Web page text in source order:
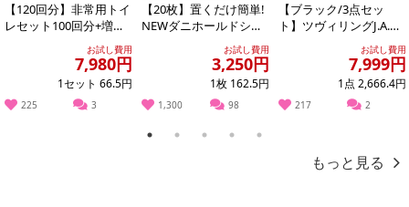
【120回分】非常用トイ
レセット100回分+増量2
お試し費用
7,980円
1セット 66.5円
225 3
【20枚】置くだけ簡単!
NEWダニホールドシー
お試し費用
3,250円
1枚 162.5円
1,300 98
【ブラック/3点セッ
ト】ツヴィリングJ.A.ヘ
ンケルス/ツヴィリング
お試し費用
7,999円
1点 2,666.4円
217 2
1 2 3 4 5
もっと見る